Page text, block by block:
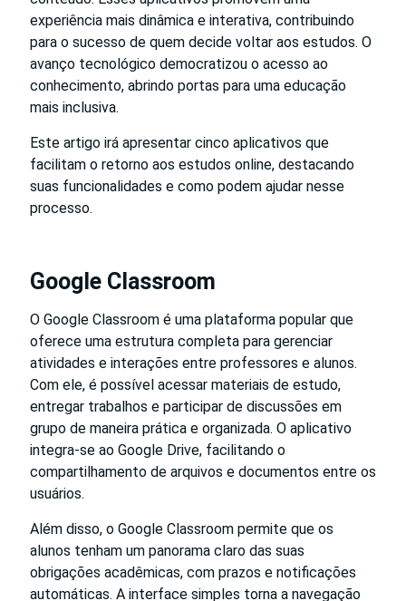
experiência mais dinâmica e interativa, contribuindo
para o sucesso de quem decide voltar aos estudos. O
avanço tecnológico democratizou o acesso ao
conhecimento, abrindo portas para uma educação
mais inclusiva.
Este artigo irá apresentar cinco aplicativos que
facilitam o retorno aos estudos online, destacando
suas funcionalidades e como podem ajudar nesse
processo.
Google Classroom
O Google Classroom é uma plataforma popular que
oferece uma estrutura completa para gerenciar
atividades e interações entre professores e alunos.
Com ele, é possível acessar materiais de estudo,
entregar trabalhos e participar de discussões em
grupo de maneira prática e organizada. O aplicativo
integra-se ao Google Drive, facilitando o
compartilhamento de arquivos e documentos entre os
usuários.
Além disso, o Google Classroom permite que os
alunos tenham um panorama claro das suas
obrigações acadêmicas, com prazos e notificações
automáticas. A interface simples torna a navegação